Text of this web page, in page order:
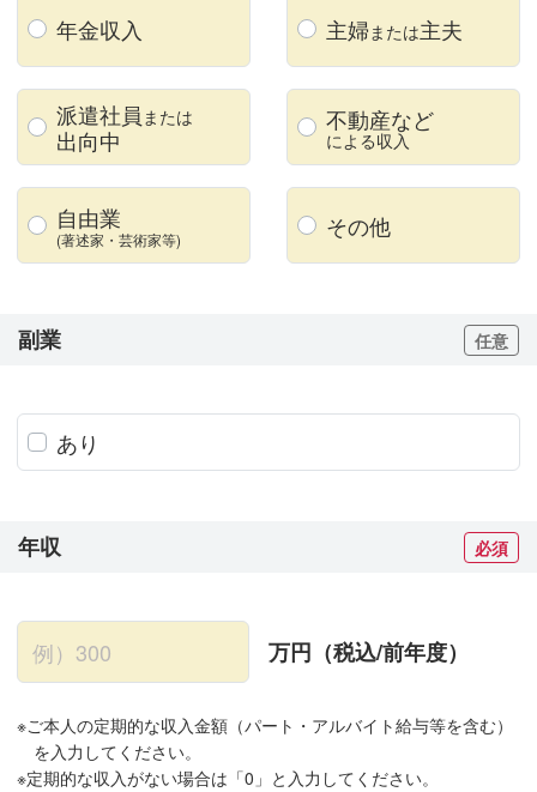
年金収入 主婦または主夫
派遣社員 または
出向中
不動産など
による収入
自由業
(著述家・ 芸術家等) その他
副業 任意
あり
年収 必須
万円（税込/前年度）
※ご本人の定期的な収入金額（パート・アルバイト給与等を含む）
を入力してください。
※定期的な収入がない場合は「0」と入力してください。